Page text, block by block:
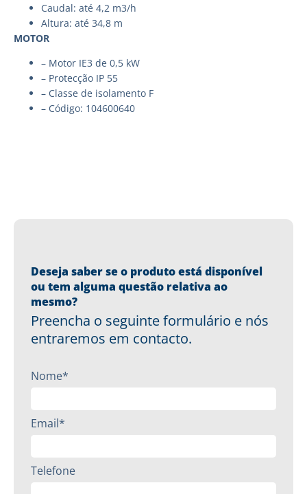
Caudal: até 4,2 m3/h
Altura: até 34,8 m
MOTOR
– Motor IE3 de 0,5 kW
– Protecção IP 55
– Classe de isolamento F
– Código: 104600640
Deseja saber se o produto está disponível
ou tem alguma questão relativa ao
mesmo?
Preencha o seguinte formulário e nós
entraremos em contacto.
Nome*
Email*
Telefone